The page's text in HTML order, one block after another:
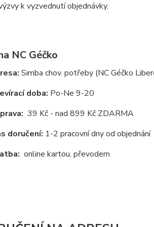
k vyzvednutí objednávky.
NC Géčko
Simba chov. potřeby (NC Géčko
doba: Po-Ne 9-20
39 Kč - nad 899 Kč ZDARMA
doručení: 1-2 pracovní dny od objednání
: online kartou, převodem